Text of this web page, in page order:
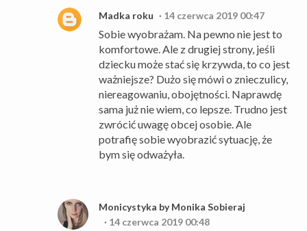
Madka roku 14 czerwca 2019 00:47
Sobie wyobrażam. Na pewno nie jest to
komfortowe. Ale z drugiej strony, jeśli
dziecku może stać się krzywda, to co jest
ważniejsze? Dużo się mówi o znieczulicy,
niereagowaniu, obojętności. Naprawdę
sama już nie wiem, co lepsze. Trudno jest
zwrócić uwagę obcej osobie. Ale
potrafię sobie wyobrazić sytuację, że
bym się odważyła.
Monicystyka by Monika Sobieraj
14 czerwca 2019 00:48